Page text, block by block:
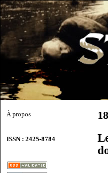
À propos
ISSN : 2425-8784